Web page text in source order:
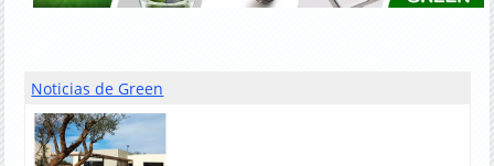
Noticias de Green